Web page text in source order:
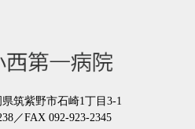
筑紫野市石崎1丁目3-1
／FAX 092-923-2345